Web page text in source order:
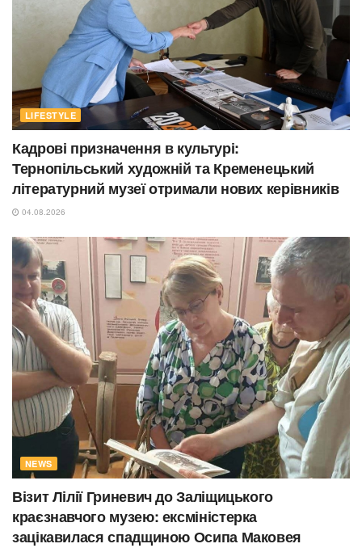
LIFESTYLE
Кадрові призначення в культурі:
Тернопільський художній та Кременецький
літературний музеї отримали нових керівників
04.08.2026
NEWS
Візит Лілії Гриневич до Заліщицького
краєзнавчого музею: ексміністерка
зацікавилася спадщиною Осипа Маковея